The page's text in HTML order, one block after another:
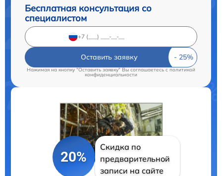
Бесплатная консультация со
специалистом
Оставить заявку
Нажимая на кнопку "Оставить заявку" Вы соглашаетесь cполитикой
конфиденциальности
20%
Скидка по
предварительной
записи на сайте